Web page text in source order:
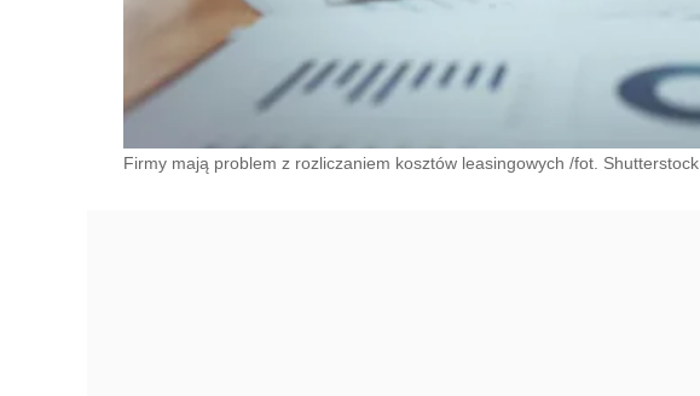
Firmy mają problem z rozliczaniem kosztów leasingowych /fot. Shutterstock